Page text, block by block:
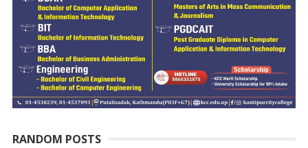
RANDOM POSTS